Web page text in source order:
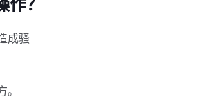
？
成骚